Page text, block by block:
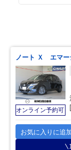
オンライン予約可
お気に入りに追